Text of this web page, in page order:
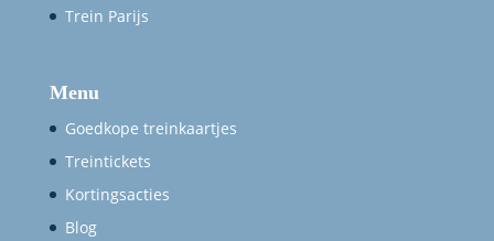
Trein Parijs
Menu
Goedkope treinkaartjes
Treintickets
Kortingsacties
Blog